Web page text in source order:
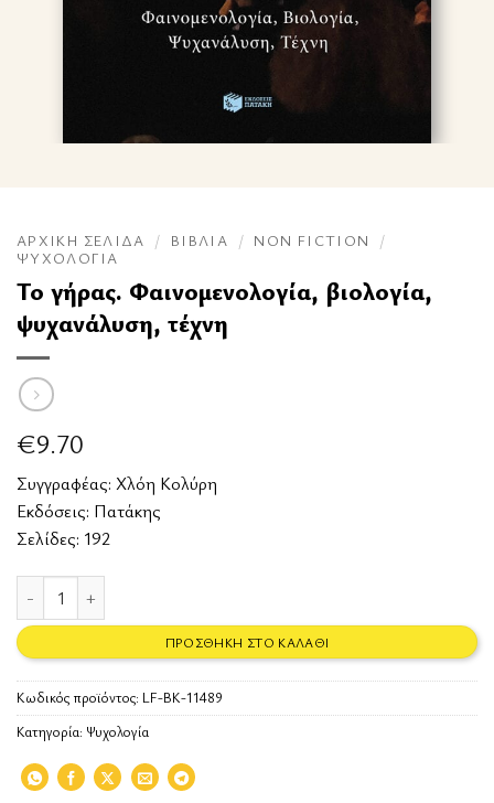
ΑΡΧΙΚΉ ΣΕΛΊΔΑ / ΒΙΒΛΊΑ / NON FICTION
/
ΨΥΧΟΛΟΓΊΑ
Το γήρας. Φαινομενολογία, βιολογία,
ψυχανάλυση, τέχνη
€9.70
Συγγραφέας: Χλόη Κολύρη
Εκδόσεις: Πατάκης
Σελίδες: 192
ΠΡΟΣΘΉΚΗ ΣΤΟ ΚΑΛΆΘΙ
Κωδικός προϊόντος: LF-BK-11489
Κατηγορία: Ψυχολογία